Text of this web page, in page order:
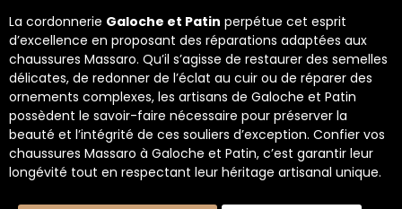
La cordonnerie Galoche et Patin perpétue cet esprit
d’excellence en proposant des réparations adaptées aux
chaussures Massaro. Qu’il s’agisse de restaurer des semelles
délicates, de redonner de l’éclat au cuir ou de réparer des
ornements complexes, les artisans de Galoche et Patin
possèdent le savoir-faire nécessaire pour préserver la
beauté et l’intégrité de ces souliers d’exception. Confier vos
chaussures Massaro à Galoche et Patin, c’est garantir leur
longévité tout en respectant leur héritage artisanal unique.